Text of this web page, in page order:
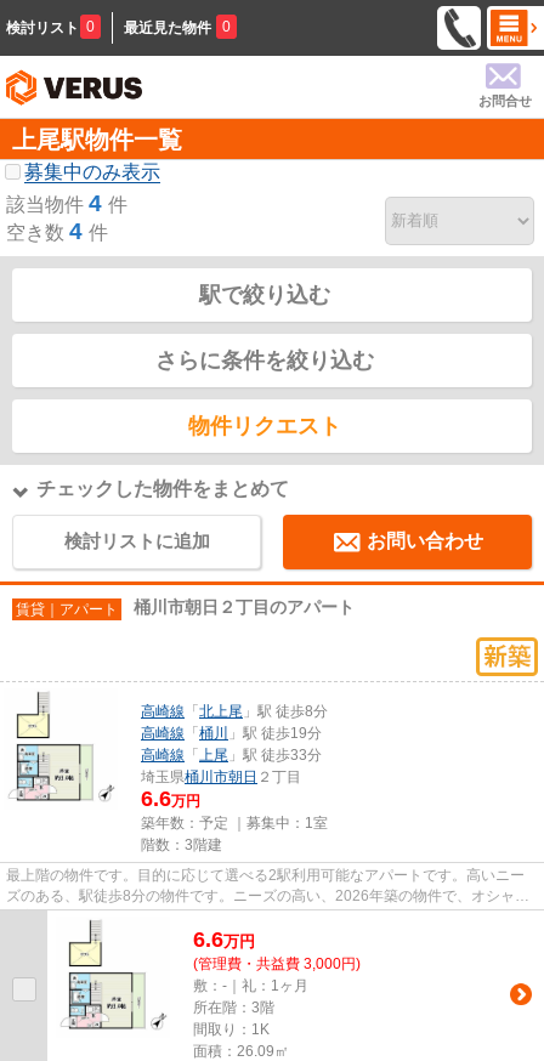
検討リスト 0 最近見た物件 0
お問合せ
上尾駅物件一覧
募集中のみ表示
該当物件 4 件
空き数 4 件
駅で絞り込む
さらに条件を絞り込む
物件リクエスト
チェックした物件をまとめて
検討リストに追加 お問い合わせ
賃貸｜アパート 桶川市朝日２丁目のアパート
高崎線 「 北上尾 」駅 徒歩8分
高崎線 「 桶川
」駅 徒歩19分
高崎線 「 上尾 」駅 徒歩33分
埼玉県桶川市朝日 ２丁目
6.6万円
築年数：予定 ｜募集中： 1室
階数：3階建
最上階の物件です。目的に応じて選べる2駅利用可能なアパートです。高いニー
ズのある、駅徒歩8分の物件です。ニーズの高い、2026年築の物件で、オシャレ
な室内が魅力的。あなたの希望...
6.6万円
(管理費・共益費 3,000円)
敷：-｜礼：1ヶ月
所在階：3階
間取り：1K
面積：26.09㎡